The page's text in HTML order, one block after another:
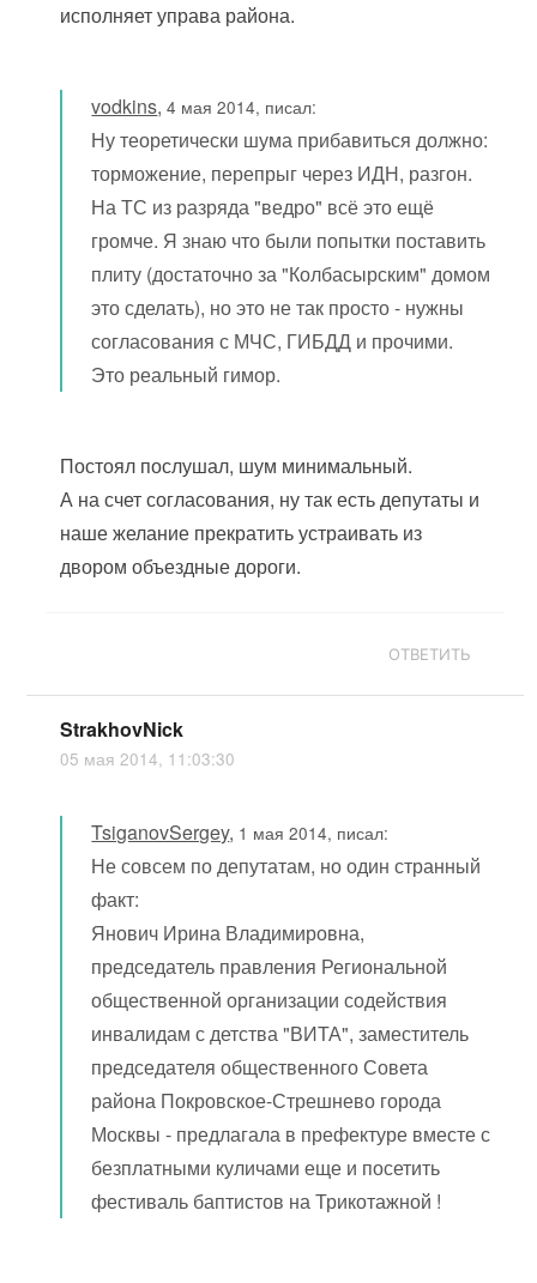
исполняет управа района.
vodkins,4 мая 2014, писал:
Ну теоретически шума прибавиться должно:
торможение, перепрыг через ИДН, разгон.
На ТС из разряда "ведро" всё это ещё
громче. Я знаю что были попытки поставить
плиту (достаточно за "Колбасырским" домом
это сделать), но это не так просто - нужны
согласования с МЧС, ГИБДД и прочими.
Это реальный гимор.
Постоял послушал, шум минимальный.
А на счет согласования, ну так есть депутаты и
наше желание прекратить устраивать из
двором объездные дороги.
ОТВЕТИТЬ
StrakhovNick
05 мая 2014, 11:03:30
TsiganovSergey, 1 мая 2014, писал:
Не совсем по депутатам, но один странный
факт:
Янович Ирина Владимировна,
председатель правления Региональной
общественной организации содействия
инвалидам с детства "ВИТА", заместитель
председателя общественного Совета
района Покровское-Стрешнево города
Москвы - предлагала в префектуре вместе с
безплатными куличами еще и посетить
фестиваль баптистов на Трикотажной !